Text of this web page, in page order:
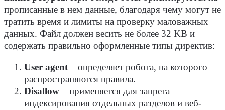
прописанные в нем данные, благодаря чему могут не
тратить время и лимиты на проверку маловажных
данных. Файл должен весить не более 32 KB и
содержать правильно оформленные типы директив:
User agent – определяет робота, на которого
распространяются правила.
Disallow – применяется для запрета
индексирования отдельных разделов и веб-